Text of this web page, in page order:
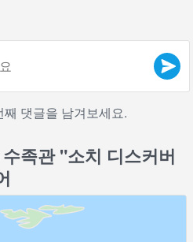
댓글을 남겨보세요.
족관 "소치 디스커버